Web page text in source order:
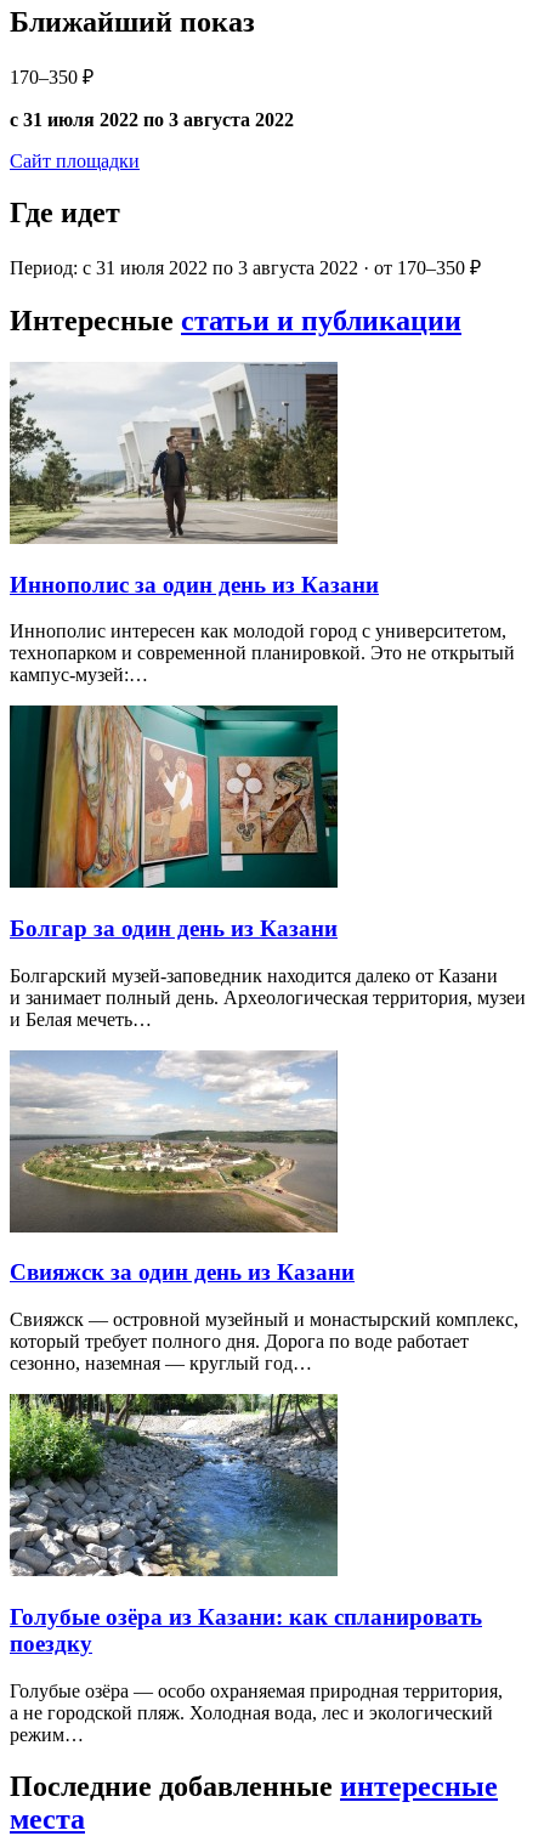
Ближайший показ
170–350 ₽
с 31 июля 2022 по 3 августа 2022
Сайт площадки
Где идет
Период: с 31 июля 2022 по 3 августа 2022 · от 170–350 ₽
Интересные статьи и публикации
Иннополис за один день из Казани
Иннополис интересен как молодой город с университетом,
технопарком и современной планировкой. Это не открытый
кампус-музей:…
Болгар за один день из Казани
Болгарский музей-заповедник находится далеко от Казани
и занимает полный день. Археологическая территория, музеи
и Белая мечеть…
Свияжск за один день из Казани
Свияжск — островной музейный и монастырский комплекс,
который требует полного дня. Дорога по воде работает
сезонно, наземная — круглый год…
Голубые озёра из Казани: как спланировать
поездку
Голубые озёра — особо охраняемая природная территория,
а не городской пляж. Холодная вода, лес и экологический
режим…
Последние добавленные интересные
места